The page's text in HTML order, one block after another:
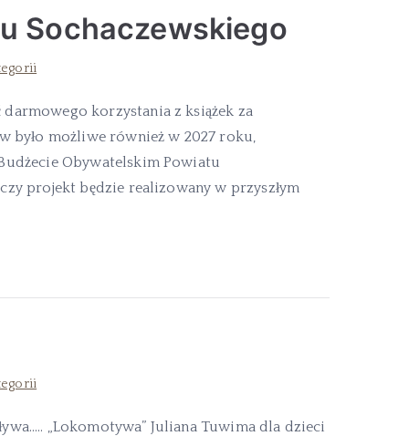
Sochaczewskiego
korzystania z książek za
było możliwe również w 2027 roku,
Obywatelskim Powiatu
projekt będzie realizowany w przyszłym
„Lokomotywa” Juliana Tuwima dla dzieci